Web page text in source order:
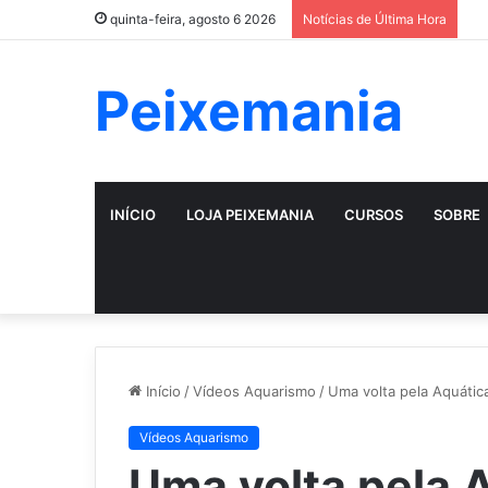
quinta-feira, agosto 6 2026 Notícias de Última Hora
Peixemania
INÍCIO LOJA PEIXEMANIA CURSOS SOBRE
Início /Vídeos Aquarismo / Uma volta pela
Vídeos Aquarismo